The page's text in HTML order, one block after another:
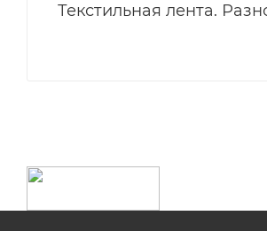
Текстильная лента.